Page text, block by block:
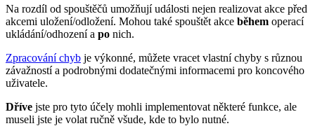
Na rozdíl od spouštěčů umožňují události nejen realizovat akce před
akcemi uložení/odložení. Mohou také spouštět akce během operací
ukládání/odhození a po nich.
Zpracování chyb je výkonné, můžete vracet vlastní chyby s různou
závažností a podrobnými dodatečnými informacemi pro koncového
uživatele.
Dříve jste pro tyto účely mohli implementovat některé funkce, ale
museli jste je volat ručně všude, kde to bylo nutné.